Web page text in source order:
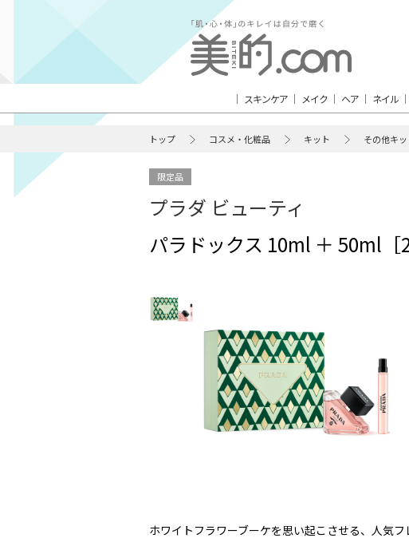
スキンケア メイク ヘア ネイル
トップ コスメ・化粧品 キット その他キ
限定品
プラダ ビューティ
パラドックス 10ml ＋ 50ml［
ホワイトフラワーブーケを思い起こさせる、人気